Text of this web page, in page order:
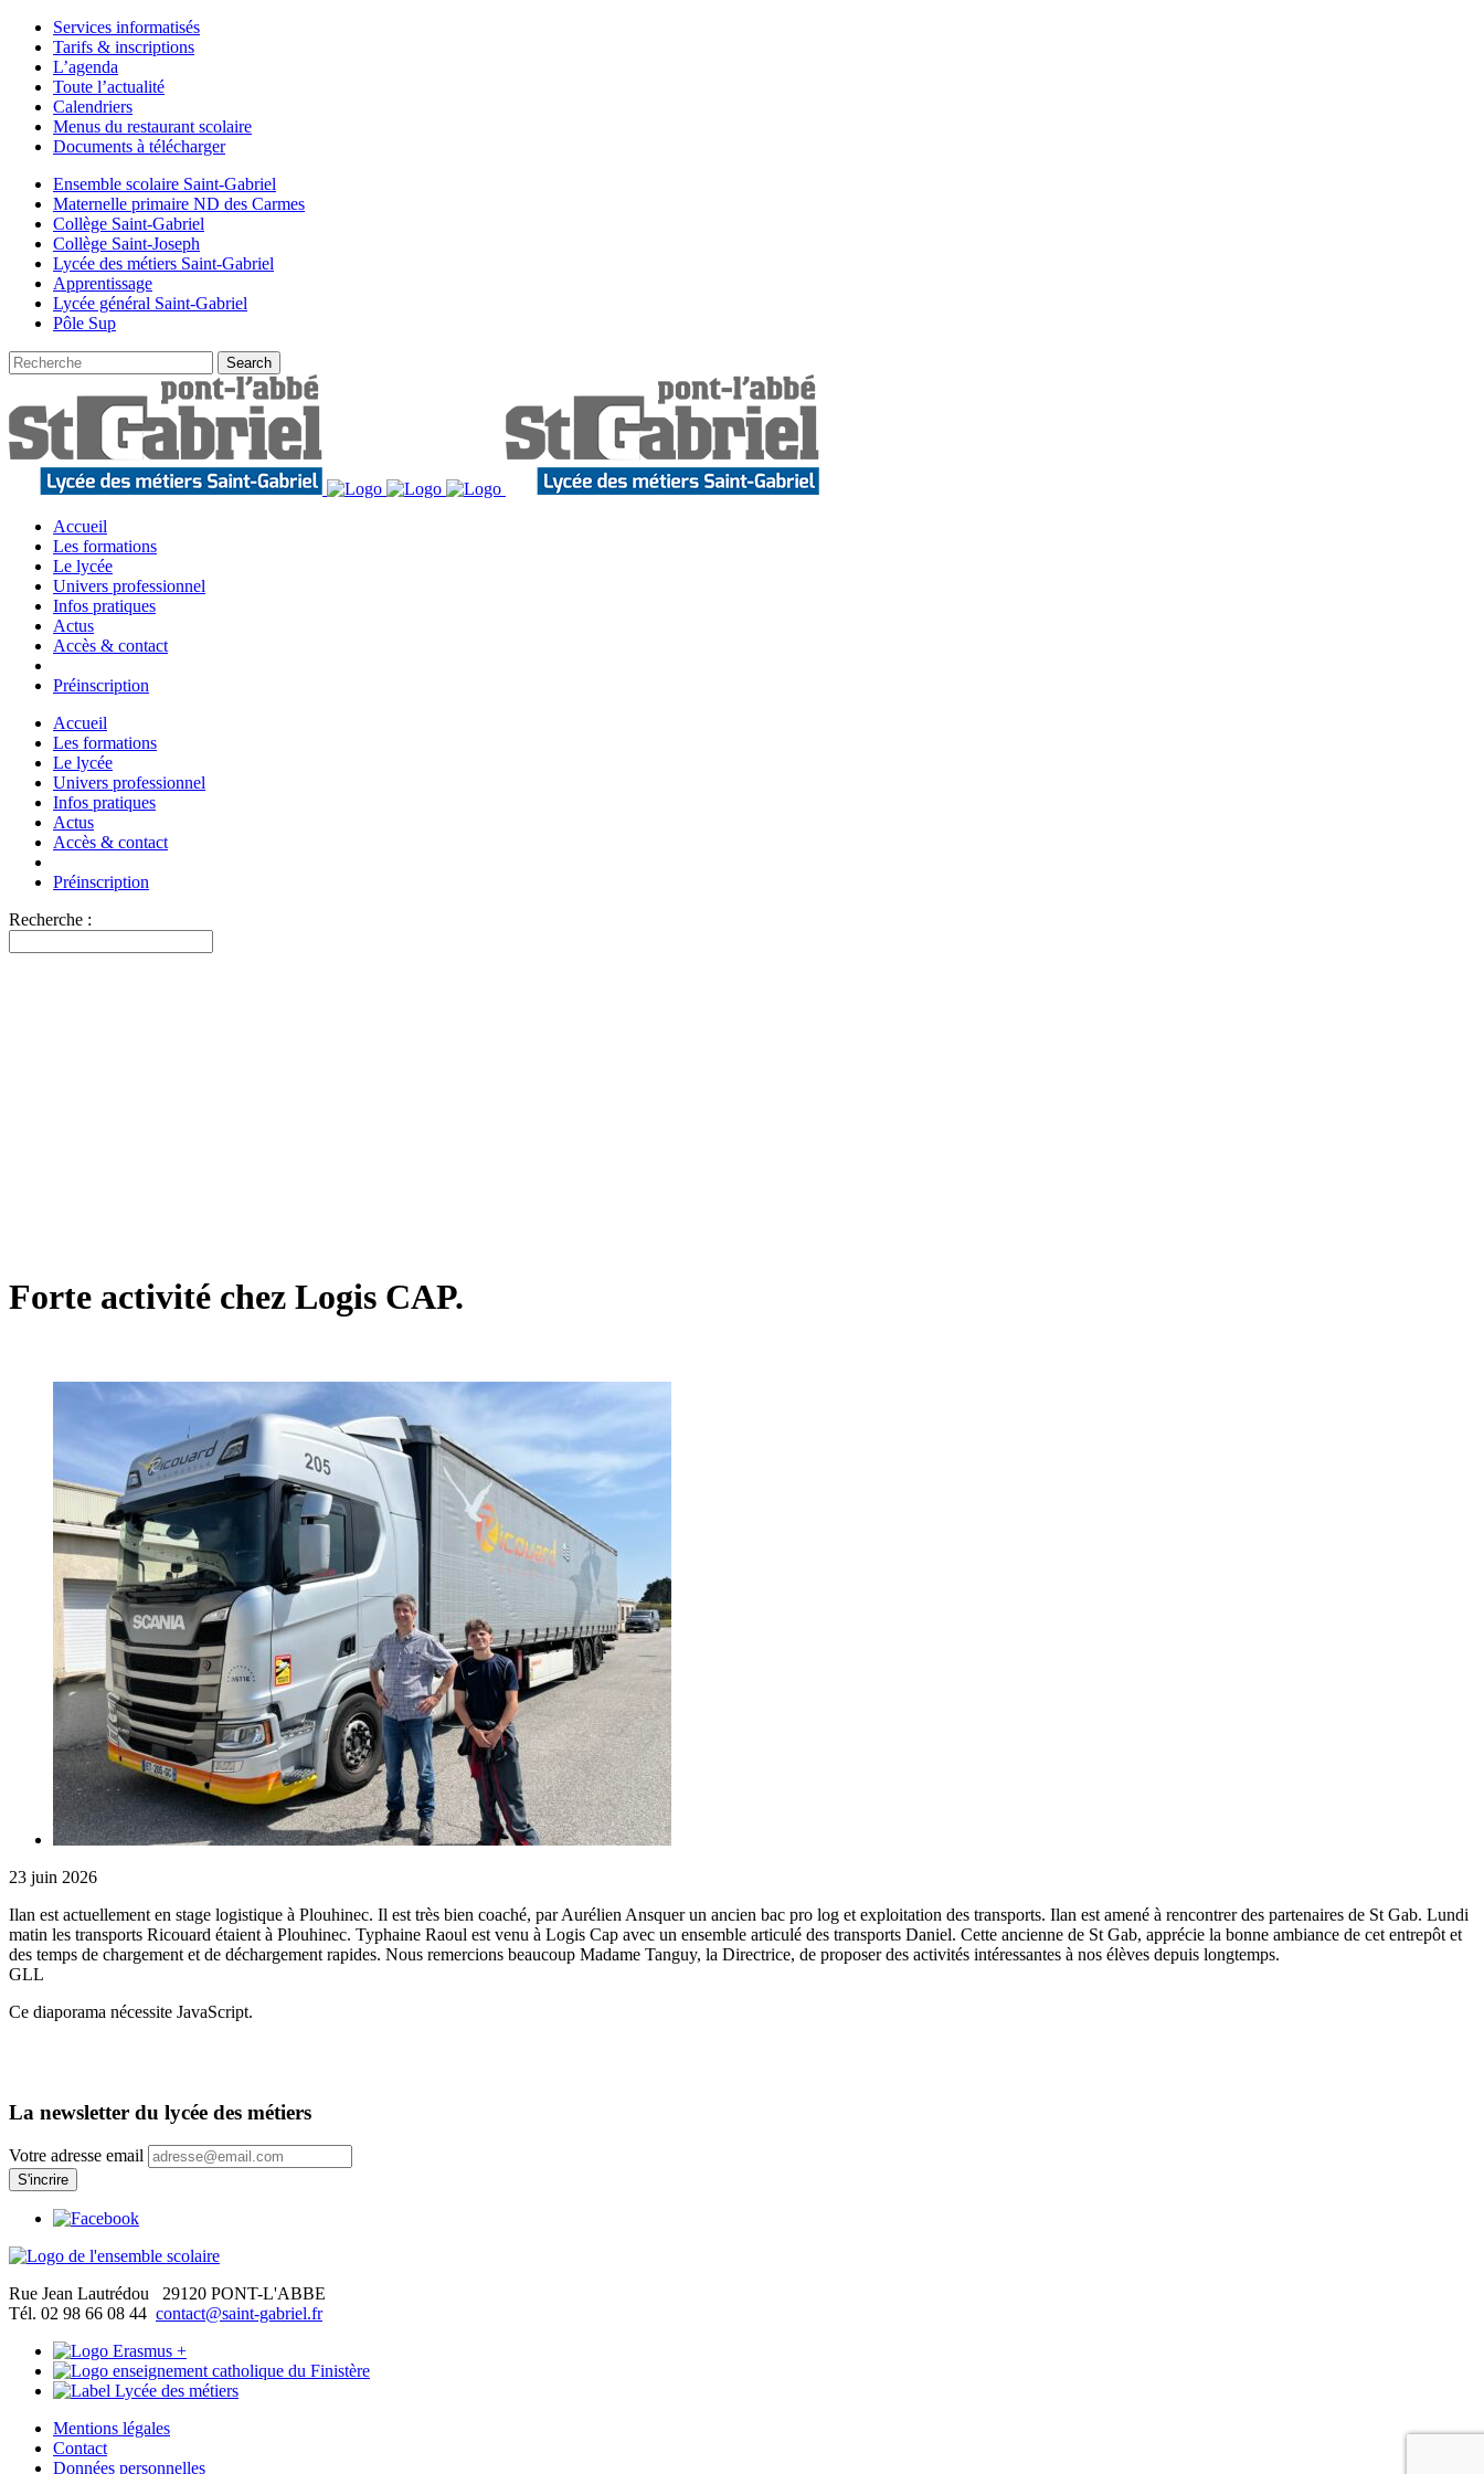
Services informatisés
Tarifs & inscriptions
L’agenda
Toute l’actualité
Calendriers
Menus du restaurant scolaire
Documents à télécharger
Ensemble scolaire Saint-Gabriel
Maternelle primaire ND des Carmes
Collège Saint-Gabriel
Collège Saint-Joseph
Lycée des métiers Saint-Gabriel
Apprentissage
Lycée général Saint-Gabriel
Pôle Sup
Accueil
Les formations
Le lycée
Univers professionnel
Infos pratiques
Actus
Accès & contact
Préinscription
Accueil
Les formations
Le lycée
Univers professionnel
Infos pratiques
Actus
Accès & contact
Préinscription
Recherche :
Forte activité chez Logis CAP.
23 juin 2026
Ilan est actuellement en stage logistique à Plouhinec. Il est très bien coaché, par Aurélien Ansquer un ancien bac pro log et exploitation des transports. Ilan est amené à rencontrer des partenaires de St Gab. Lundi
matin les transports Ricouard étaient à Plouhinec. Typhaine Raoul est venu à Logis Cap avec un ensemble articulé des transports Daniel. Cette ancienne de St Gab, apprécie la bonne ambiance de cet entrepôt et
des temps de chargement et de déchargement rapides. Nous remercions beaucoup Madame Tanguy, la Directrice, de proposer des activités intéressantes à nos élèves depuis longtemps.
GLL
Ce diaporama nécessite JavaScript.
La newsletter du lycée des métiers
Votre adresse email
Rue Jean Lautrédou
29120 PONT-L'ABBE
Tél. 02 98 66 08 44 contact@saint-gabriel.fr
Mentions légales
Contact
Données personnelles